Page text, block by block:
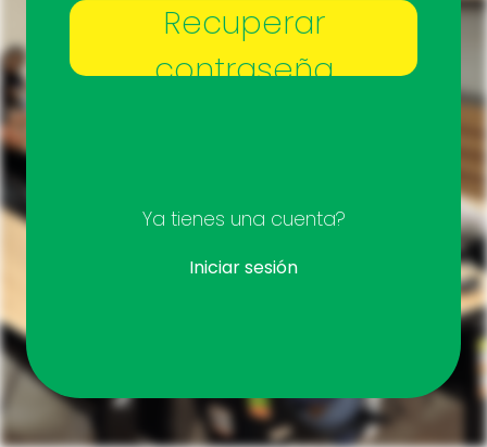
Recuperar
contraseña
Ya tienes una cuenta?
Iniciar sesión